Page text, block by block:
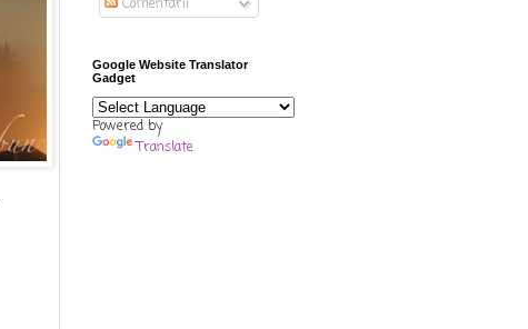
Comentarii
Google Website Translator
Gadget
Powered by
Translate